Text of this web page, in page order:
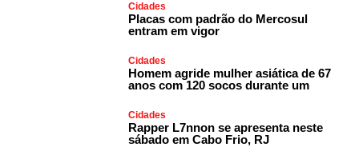
Cidades
Placas com padrão do Mercosul
entram em vigor
Cidades
Homem agride mulher asiática de 67
anos com 120 socos durante um
Cidades
Rapper L7nnon se apresenta neste
sábado em Cabo Frio, RJ